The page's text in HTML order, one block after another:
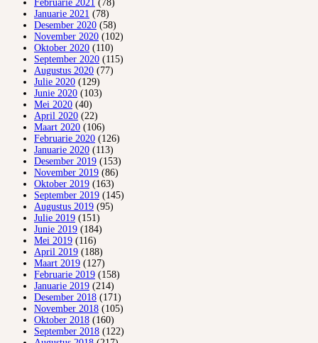
Februarie 2021 (78)
Januarie 2021 (78)
Desember 2020 (58)
November 2020 (102)
Oktober 2020 (110)
September 2020 (115)
Augustus 2020 (77)
Julie 2020 (129)
Junie 2020 (103)
Mei 2020 (40)
April 2020 (22)
Maart 2020 (106)
Februarie 2020 (126)
Januarie 2020 (113)
Desember 2019 (153)
November 2019 (86)
Oktober 2019 (163)
September 2019 (145)
Augustus 2019 (95)
Julie 2019 (151)
Junie 2019 (184)
Mei 2019 (116)
April 2019 (188)
Maart 2019 (127)
Februarie 2019 (158)
Januarie 2019 (214)
Desember 2018 (171)
November 2018 (105)
Oktober 2018 (160)
September 2018 (122)